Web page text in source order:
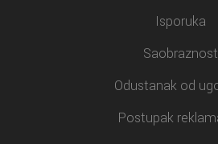
Isporuka
Saobraznost
Odustanak od
Postupak